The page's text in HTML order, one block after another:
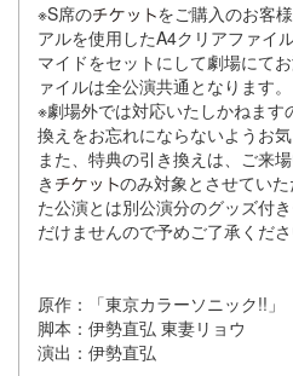
※S席の
をご購入のお客
アルを使用したA4クリアファイ
マイドをセットにして劇場にて
ァイルは全公演共通となります。
※劇場外では対応いたしかねます
換えをお忘れにならないようお気
また、特典の引き換えは、ご来
き
のみ対象とさせてい
た公演とは別公演分のグッズ付き
だけませんので予めご了承くださ
原作：「東京カラーソニック!!」
脚本：伊勢直弘 東妻リョウ
演出：伊勢直弘